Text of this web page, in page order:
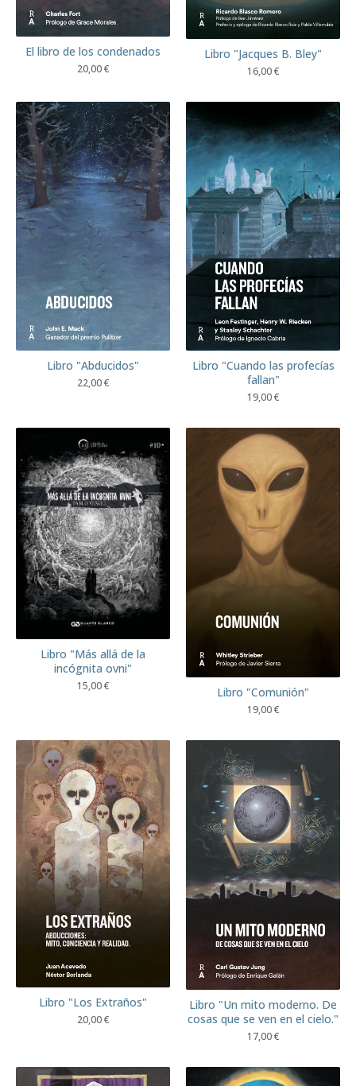
El libro de los condenados
20,00€
Libro "Jacques B. Bley"
16,00€
Libro "Abducidos"
22,00€
Libro "Cuando las profecías
fallan"
19,00€
Libro "Más allá de la
incógnita ovni"
15,00€ Libro "Comunión"
19,00€
Libro "Los Extraños"
20,00€
Libro "Un mito moderno. De
cosas que se ven en el cielo."
17,00€